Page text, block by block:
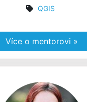
QGIS
Více o mentorovi »